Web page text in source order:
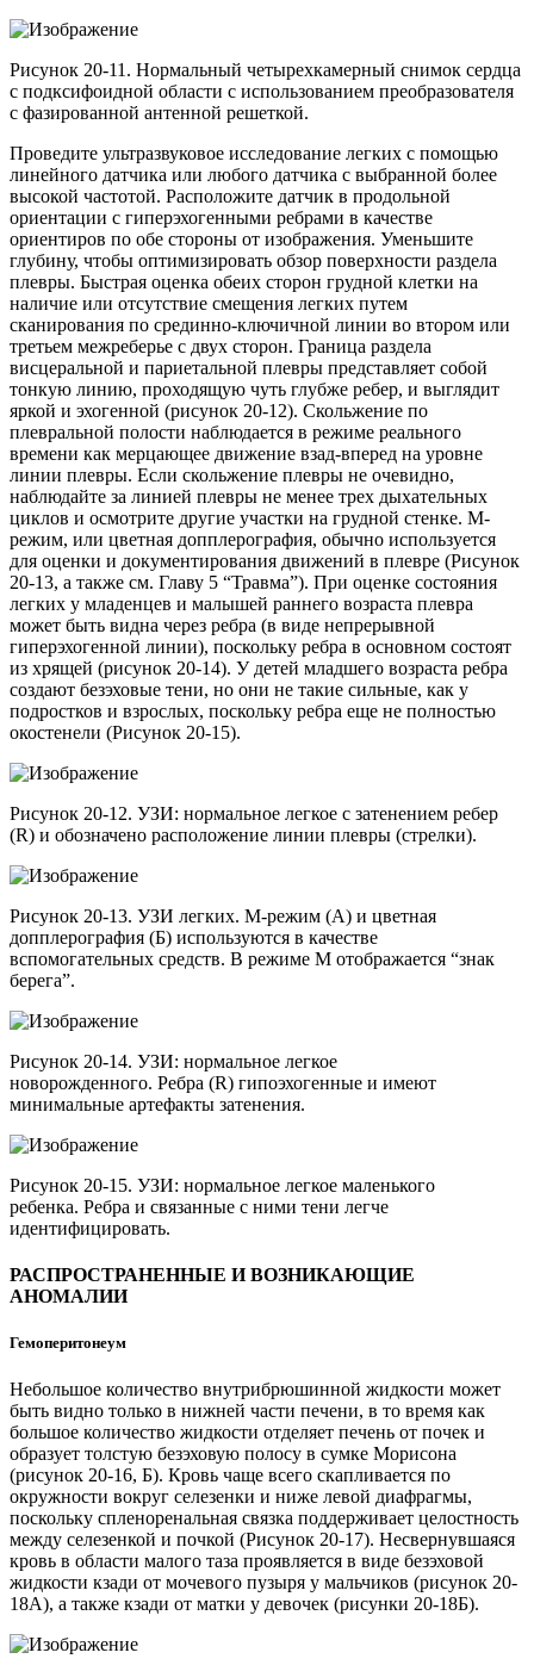
Рисунок 20-11. Нормальный четырехкамерный снимок сердца
с подксифоидной области с использованием преобразователя
с фазированной антенной решеткой.
Проведите ультразвуковое исследование легких с помощью
линейного датчика или любого датчика с выбранной более
высокой частотой. Расположите датчик в продольной
ориентации с гиперэхогенными ребрами в качестве
ориентиров по обе стороны от изображения. Уменьшите
глубину, чтобы оптимизировать обзор поверхности раздела
плевры. Быстрая оценка обеих сторон грудной клетки на
наличие или отсутствие смещения легких путем
сканирования по срединно-ключичной линии во втором или
третьем межреберье с двух сторон. Граница раздела
висцеральной и париетальной плевры представляет собой
тонкую линию, проходящую чуть глубже ребер, и выглядит
яркой и эхогенной (рисунок 20-12). Скольжение по
плевральной полости наблюдается в режиме реального
времени как мерцающее движение взад-вперед на уровне
линии плевры. Если скольжение плевры не очевидно,
наблюдайте за линией плевры не менее трех дыхательных
циклов и осмотрите другие участки на грудной стенке. М-
режим, или цветная допплерография, обычно используется
для оценки и документирования движений в плевре (Рисунок
20-13, а также см. Главу 5 “Травма”). При оценке состояния
легких у младенцев и малышей раннего возраста плевра
может быть видна через ребра (в виде непрерывной
гиперэхогенной линии), поскольку ребра в основном состоят
из хрящей (рисунок 20-14). У детей младшего возраста ребра
создают безэховые тени, но они не такие сильные, как у
подростков и взрослых, поскольку ребра еще не полностью
окостенели (Рисунок 20-15).
Рисунок 20-12. УЗИ: нормальное легкое с затенением ребер
(R) и обозначено расположение линии плевры (стрелки).
Рисунок 20-13. УЗИ легких. М-режим (А) и цветная
допплерография (Б) используются в качестве
вспомогательных средств. В режиме M отображается “знак
берега”.
Рисунок 20-14. УЗИ: нормальное легкое
новорожденного. Ребра (R) гипоэхогенные и имеют
минимальные артефакты затенения.
Рисунок 20-15. УЗИ: нормальное легкое маленького
ребенка. Ребра и связанные с ними тени легче
идентифицировать.
РАСПРОСТРАНЕННЫЕ И ВОЗНИКАЮЩИЕ
АНОМАЛИИ
Гемоперитонеум
Небольшое количество внутрибрюшинной жидкости может
быть видно только в нижней части печени, в то время как
большое количество жидкости отделяет печень от почек и
образует толстую безэховую полосу в сумке Морисона
(рисунок 20-16, Б). Кровь чаще всего скапливается по
окружности вокруг селезенки и ниже левой диафрагмы,
поскольку спленоренальная связка поддерживает целостность
между селезенкой и почкой (Рисунок 20-17). Несвернувшаяся
кровь в области малого таза проявляется в виде безэховой
жидкости кзади от мочевого пузыря у мальчиков (рисунок 20-
18А), а также кзади от матки у девочек (рисунки 20-18Б).